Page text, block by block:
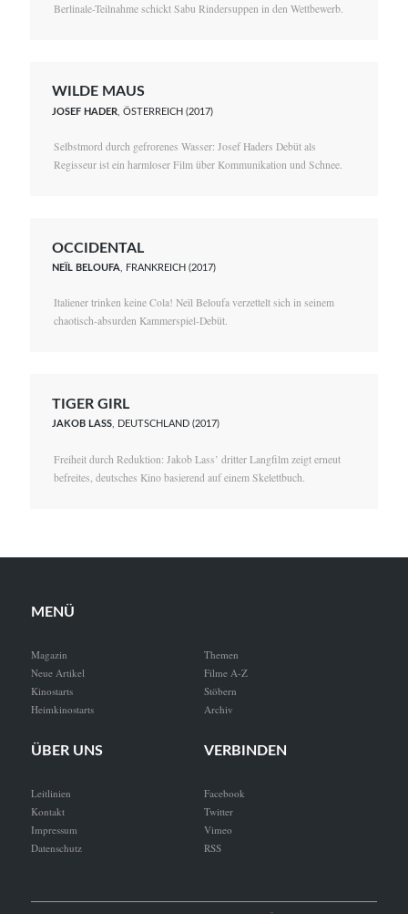
Berlinale-Teilnahme schickt Sabu Rindersuppen in den Wettbewerb.
WILDE MAUS
JOSEF HADER , ÖSTERREICH (2017)
Selbstmord durch gefrorenes Wasser: Josef Haders Debüt als
Regisseur ist ein harmloser Film über Kommunikation und Schnee.
OCCIDENTAL
NEÏL BELOUFA , FRANKREICH (2017)
Italiener trinken keine Cola! Neïl Beloufa verzettelt sich in seinem
chaotisch-absurden Kammerspiel-Debüt.
TIGER GIRL
JAKOB LASS, DEUTSCHLAND (2017)
Freiheit durch Reduktion: Jakob Lass’ dritter Langfilm zeigt erneut
befreites, deutsches Kino basierend auf einem Skelettbuch.
MENÜ
Magazin
Neue Artikel
Kinostarts
Heimkinostarts
Themen
Filme A-Z
Stöbern
Archiv
ÜBER UNS
Leitlinien
Kontakt
Impressum
Datenschutz
VERBINDEN
Facebook
Twitter
Vimeo
RSS